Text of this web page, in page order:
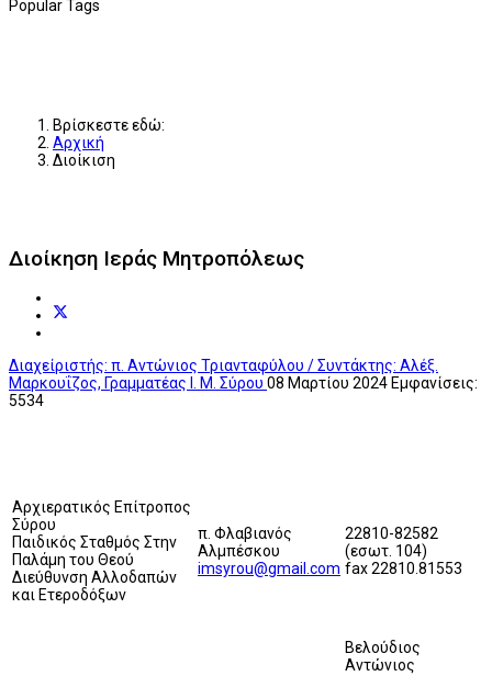
Popular Tags
Βρίσκεστε εδώ:
Αρχική
Διοίκιση
Διοίκηση Ιεράς Μητροπόλεως
Διαχείριστής: π. Αντώνιος Τριανταφύλου / Συντάκτης: Αλέξ.
Μαρκουΐζος, Γραμματέας Ι. Μ. Σύρου 08 Μαρτίου 2024 Εμφανίσεις:
5534
Αρχιερατικός Επίτροπος
Σύρου
Παιδικός Σταθμός Στην
Παλάμη του Θεού
Διεύθυνση Αλλοδαπών
και Ετεροδόξων
π. Φλαβιανός
Αλμπέσκου
imsyrou@gmail.com
22810-82582
(εσωτ. 104)
fax 22810.81553
Βελούδιος
Αντώνιος